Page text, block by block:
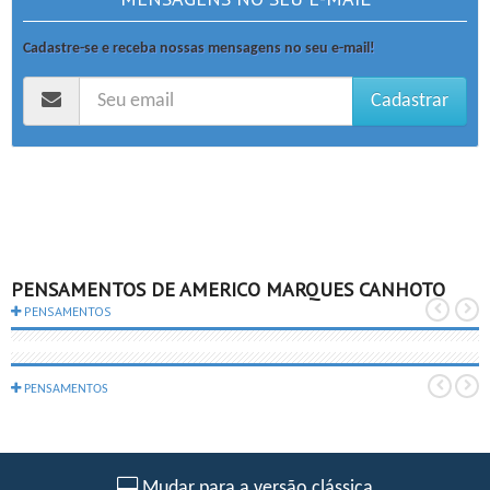
Cadastre-se e receba nossas mensagens no seu e-mail!
Cadastrar
PENSAMENTOS DE AMERICO MARQUES CANHOTO
PENSAMENTOS
PENSAMENTOS